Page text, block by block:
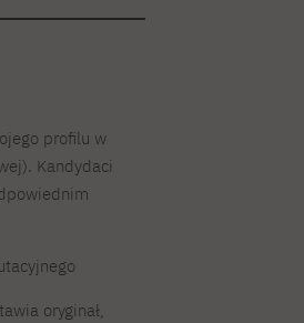
profilu w
Kandydaci
oryginał,